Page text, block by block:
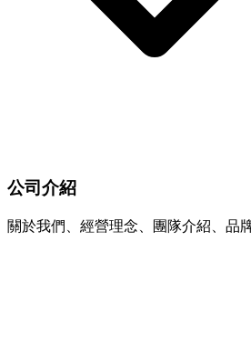
公司介紹
關於我們、經營理念、團隊介紹、品